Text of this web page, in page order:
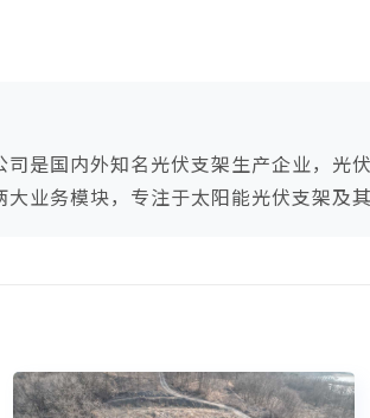
是国内外知名光伏支架生产企业，光
业务模块，专注于太阳能光伏支架及